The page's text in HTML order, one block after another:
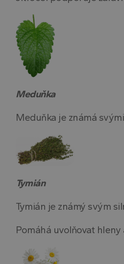
Meduňka
Meduňka je známá
Tymián
Tymián je známý svým
Pomáhá uvolňovat